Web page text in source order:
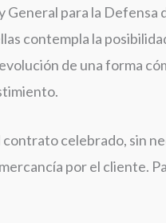
para la Defensa
contempla la
de una forma
celebrado, sin
por el cliente.